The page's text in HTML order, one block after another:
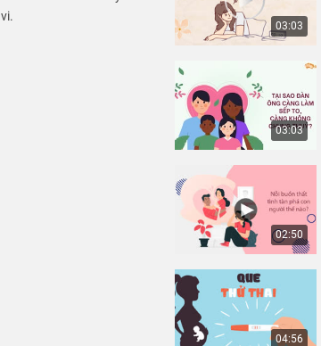
03:03
03:03
02:50
04:56